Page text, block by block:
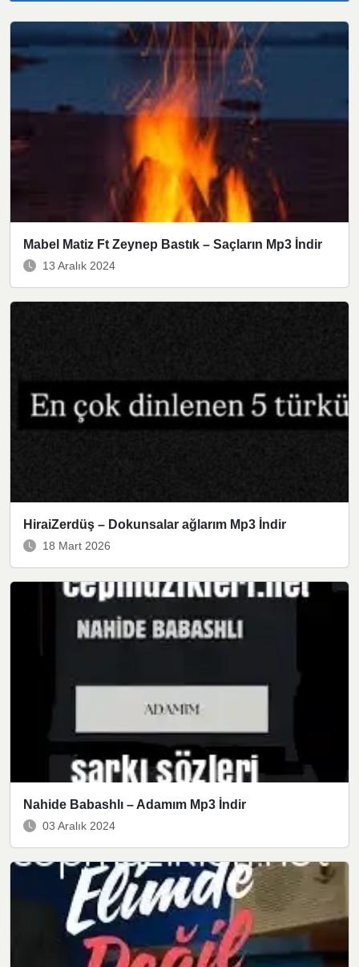
Mabel Matiz Ft Zeynep Bastık – Saçların Mp3 İndir
13 Aralık 2024
HiraiZerdüş – Dokunsalar ağlarım Mp3 İndir
18 Mart 2026
Nahide Babashlı – Adamım Mp3 İndir
03 Aralık 2024